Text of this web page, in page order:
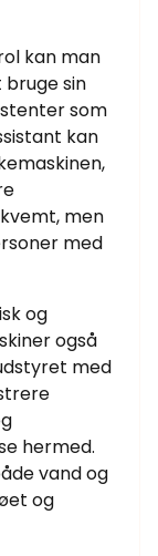
kan man
sin
som
kan
men
med
og
også
med
hermed.
vand og
og